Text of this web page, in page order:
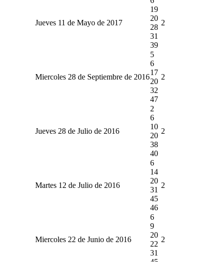
Jueves 11 de Mayo de 2017
19
20
28
31
39
2
Miercoles 28 de Septiembre de 2016
5
6
17
20
32
47
2
Jueves 28 de Julio de 2016
2
6
10
20
38
40
2
Martes 12 de Julio de 2016
6
14
20
31
45
46
2
Miercoles 22 de Junio de 2016
6
9
20
22
31
2